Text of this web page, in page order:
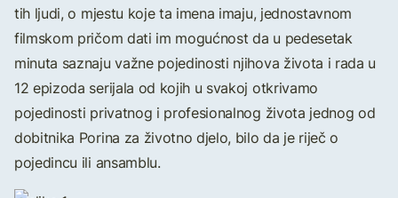
tih ljudi, o mjestu koje ta imena imaju, jednostavnom
filmskom pričom dati im mogućnost da u pedesetak
minuta saznaju važne pojedinosti njihova života i rada u
12 epizoda serijala od kojih u svakoj otkrivamo
pojedinosti privatnog i profesionalnog života jednog od
dobitnika Porina za životno djelo, bilo da je riječ o
pojedincu ili ansamblu.